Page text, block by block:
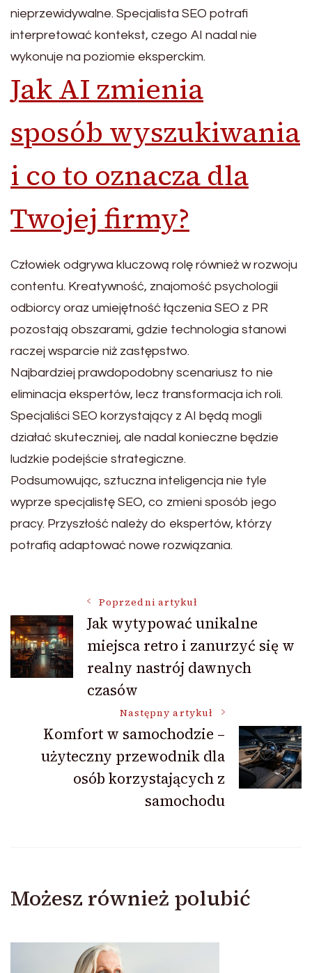
nieprzewidywalne. Specjalista SEO potrafi
interpretować kontekst, czego AI nadal nie
wykonuje na poziomie eksperckim.
Jak AI zmienia
sposób wyszukiwania
i co to oznacza dla
Twojej firmy?
Człowiek odgrywa kluczową rolę również w rozwoju
contentu. Kreatywność, znajomość psychologii
odbiorcy oraz umiejętność łączenia SEO z PR
pozostają obszarami, gdzie technologia stanowi
raczej wsparcie niż zastępstwo.
Najbardziej prawdopodobny scenariusz to nie
eliminacja ekspertów, lecz transformacja ich roli.
Specjaliści SEO korzystający z AI będą mogli
działać skuteczniej, ale nadal konieczne będzie
ludzkie podejście strategiczne.
Podsumowując, sztuczna inteligencja nie tyle
wyprze specjalistę SEO, co zmieni sposób jego
pracy. Przyszłość należy do ekspertów, którzy
potrafią adaptować nowe rozwiązania.
Nawigacja
wpisu
Poprzedni artykuł
Jak wytypować unikalne
miejsca retro i zanurzyć się w
realny nastrój dawnych
czasów
Następny artykuł
Komfort w samochodzie –
użyteczny przewodnik dla
osób korzystających z
samochodu
Możesz również polubić